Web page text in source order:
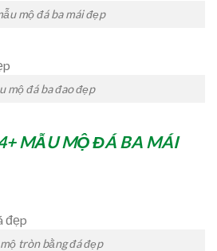
mộ đá ba mái đẹp
mộ đá ba đao đẹp
MẪU MỘ ĐÁ BA MÁI
tròn bằng đá đẹp